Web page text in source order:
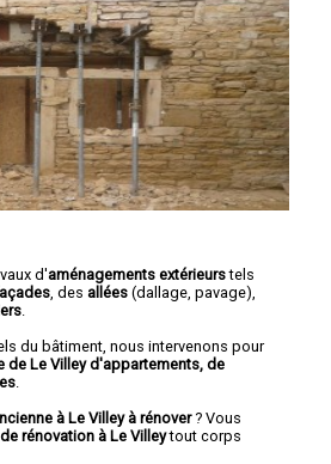
d'aménagements extérieurstels
, des allées (dallage, pavage),
du bâtiment, nous intervenons pour
de Le Villey d'appartements, de
à Le Villey à rénover? Vous
rénovation à Le Villeytout corps